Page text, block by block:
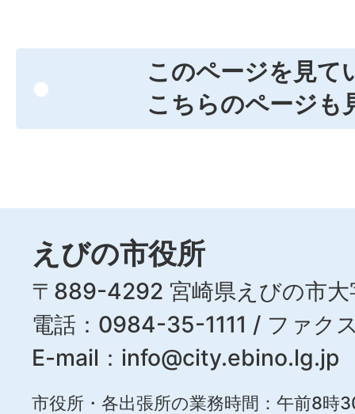
このページを見て
こちらのページも
えびの市役所
〒889-4292 宮崎県えびの市大
電話：0984-35-1111 / ファ
E-mail： info@city.ebino.lg.jp
市役所・各出張所の業務時間：午前8時